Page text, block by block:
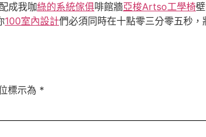
成我咖綠的系統傢俱啡館牆亞梭Artso工學椅
100室內設計們必須同時在十點零三分零五秒，
標示為 *